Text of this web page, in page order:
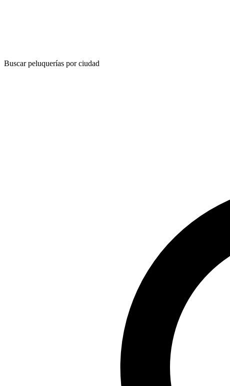
Buscar peluquerías por ciudad